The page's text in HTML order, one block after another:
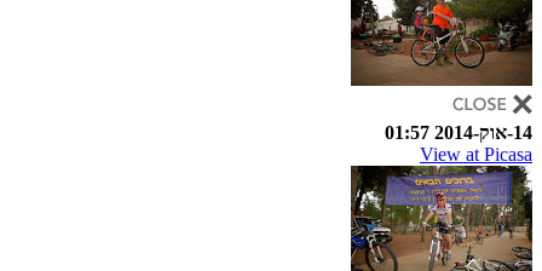
14-אוק-2014 01:57
View at Picasa